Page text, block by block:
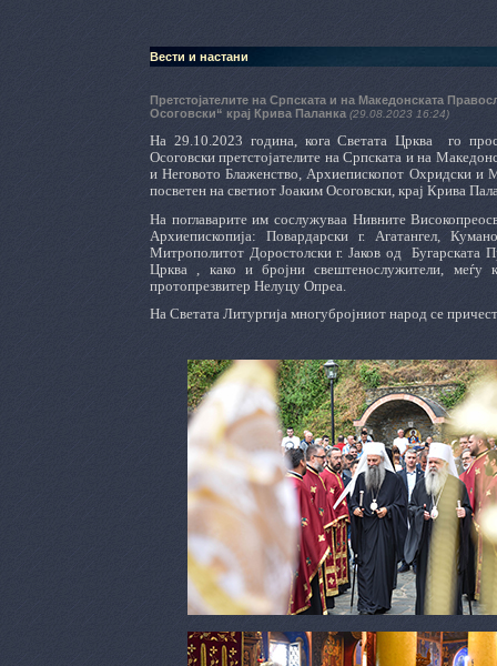
Вести и настани
Претстојателите на Српската и на Македонската
Осоговски“ крај Крива Паланка (29.08.2023 16:24)
На 29.10.2023 година, кога Светата Црква
го
Осоговски претстојателите на Српската и на
и Неговото Блаженство, Архиепископот Охридски и
посветен на светиот Јоаким Осоговски, крај Крива
На поглаварите им сослужуваа Нивните
Архиепископија: Повардарски г. Агатангел,
Митрополитот Доростолски г. Јаков од
Бугарската
Црква , како и бројни свештенослужители, меѓу
протопрезвитер Нелуцу Опреа.
На Светата Литургија многубројниот народ се